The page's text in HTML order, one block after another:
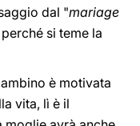
dal "mariage
perché si teme la
è motivata
vita, lì è il